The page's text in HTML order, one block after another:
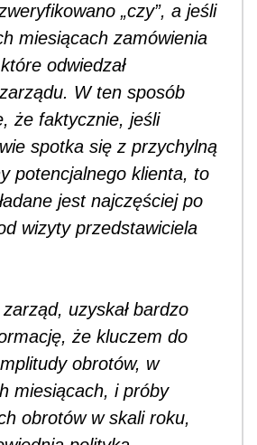
„czy”, a jeśli
miesiącach zamówienia
odwiedzał
W ten sposób
że faktycznie, jeśli
spotka się z przychylną
potencjalnego klienta, to
jest najczęściej po
wizyty przedstawiciela
uzyskał bardzo
że kluczem do
obrotów, w
miesiącach, i próby
obrotów w skali roku,